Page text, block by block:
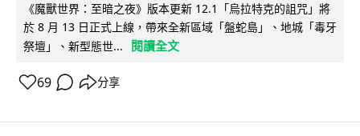
《魔獸世界：至暗之夜》版本更新 12.1「烏拉特克的詛咒」將
於 8 月 13 日正式上線，帶來全新區域「盤蛇島」、地城「毒牙
祭壇」、新型態世...
閱讀全文
69 分享